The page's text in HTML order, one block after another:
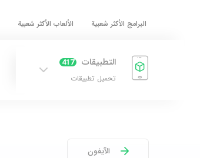
البرامج الأكثر شعبية الألعاب الأكثر شعبية
التطبيقات 417
تحميل تطبيقات
الآيفون